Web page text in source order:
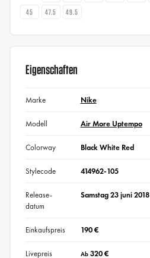
45
47.5 49.5
Eigenschaften
Marke Nike
Modell Air More Uptempo
Colorway Black White Red
Stylecode 414962-105
Release-
datum
Samstag 23 juni 2018
Einkaufspreis 190 €
Livepreis Ab320 €